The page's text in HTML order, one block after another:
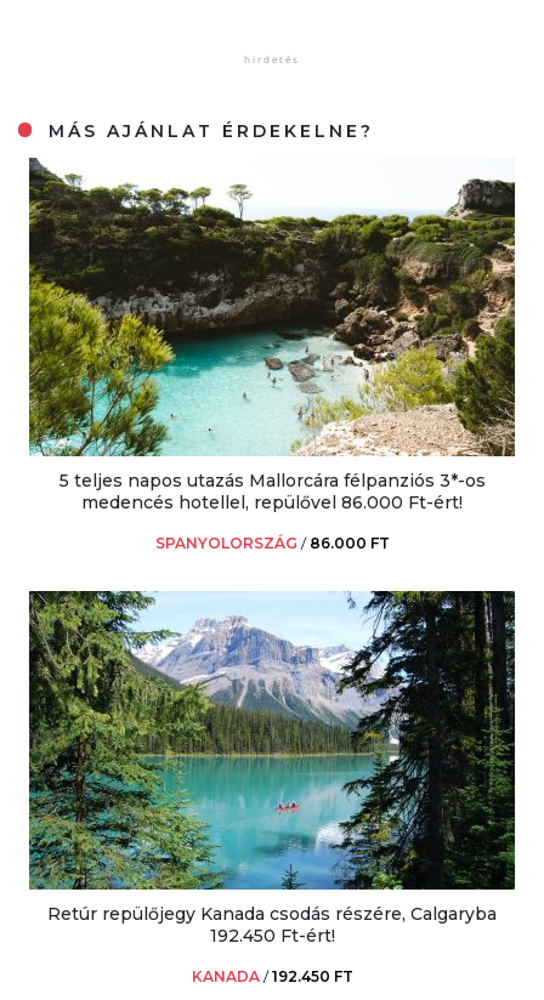
MÁS AJÁNLAT ÉRDEKELNE?
5 teljes napos utazás Mallorcára félpanziós 3*-os
medencés hotellel, repülővel 86.000 Ft-ért!
SPANYOLORSZÁG / 86.000 FT
Retúr repülőjegy Kanada csodás részére, Calgaryba
192.450 Ft-ért!
KANADA /192.450 FT